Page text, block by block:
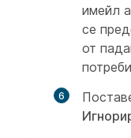
имейл
се
от